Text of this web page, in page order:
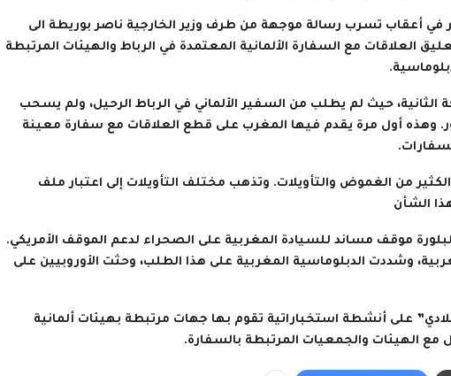
في أعقاب تسرب رسالة موجهة من طرف وزير الخارجية ناصر بوريطة الى
العلاقات مع السفارة الألمانية المعتمدة في الرباط والهيئات المرتبطة
الثانية، حيث لم يطلب من السفير الألماني في الرباط الرحيل، ولم يسحب
وهذه أول مرة يقدم فيها المغرب على قطع العلاقات مع سفارة معينة
من الغموض والتأويلات. وتذهب مختلف التأويلات إلى اعتبار ملف
الشأن
موقف مساند للسيادة المغربية على الصحراء لدعم الموقف الأمريكي.
وشددت الدبلوماسية المغربية على هذا الطلب، وحثت الأوروبيين على
على أنشطة استخباراتية تقوم بها جهات مرتبطة بهيئات ألمانية
الهيئات والجمعيات المرتبطة بالسفارة.